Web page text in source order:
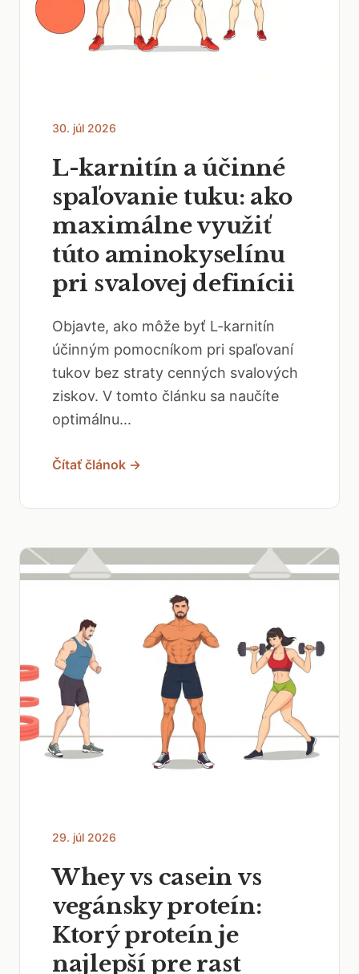
30. júl 2026
L-karnitín a účinné
spaľovanie tuku: ako
maximálne využiť
túto aminokyselínu
pri svalovej definícii
Objavte, ako môže byť L-karnitín
účinným pomocníkom pri spaľovaní
tukov bez straty cenných svalových
ziskov. V tomto článku sa naučíte
optimálnu...
Čítať článok →
29. júl 2026
Whey vs casein vs
vegánsky proteín:
Ktorý proteín je
najlepší pre rast